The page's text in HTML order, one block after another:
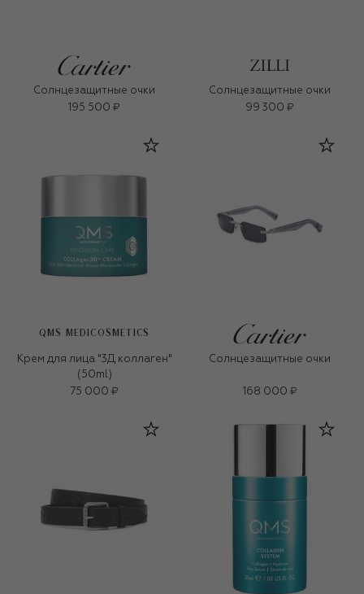
Солнцезащитные очки
195 500 ₽
Солнцезащитные очки
99 300 ₽
QMS MEDICOSMETICS
Крем для лица "3Д коллаген"
(50ml)
75 000 ₽
Солнцезащитные очки
168 000 ₽